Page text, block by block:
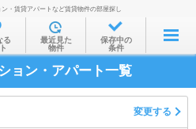
屋を探す
沿線・駅から
住所から
・賃貸アパートなど賃貸物件の部屋探し
る
最近見た
物件
保存中の
条件
ョン・アパート一覧
変更する